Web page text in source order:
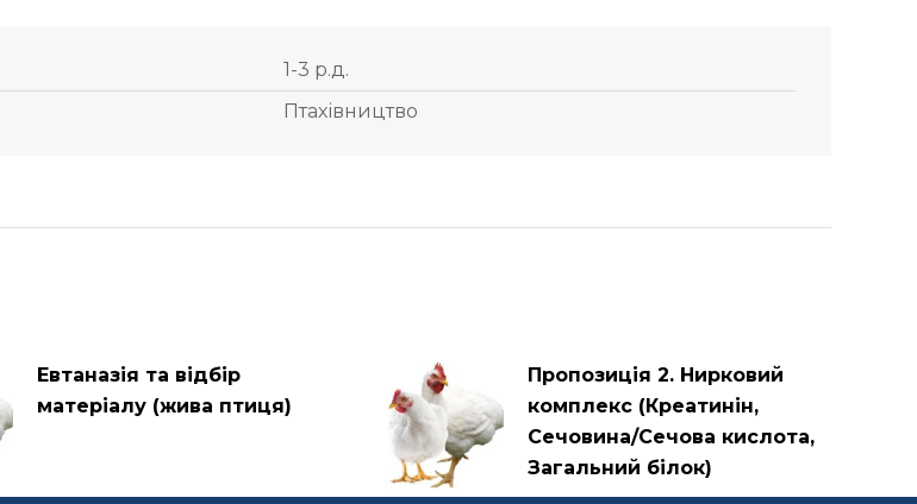
1-3 р.д.
Птахівництво
Евтаназія та відбір
матеріалу (жива птиця)
Пропозиція 2. Нирковий
комплекс (Креатинін,
Сечовина/Сечова кислота,
Загальний білок)